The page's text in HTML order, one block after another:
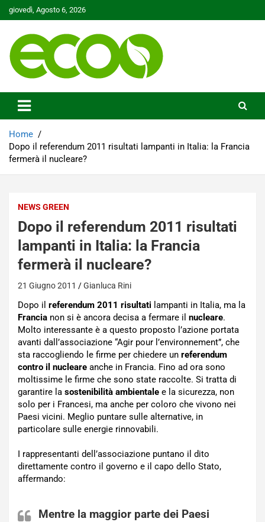
Skip
to
giovedì, Agosto 6, 2026
Ecoo.it
Home
Dopo il referendum 2011 risultati lampanti in Italia: la Francia
fermerà il nucleare?
NEWS GREEN
Dopo il referendum 2011 risultati
lampanti in Italia: la Francia
fermerà il nucleare?
21 Giugno 2011 Gianluca Rini
Dopo il referendum 2011 risultati lampanti in Italia, ma la
Francia non si è ancora decisa a fermare il nucleare.
Molto interessante è a questo proposto l’azione portata
avanti dall’associazione “Agir pour l’environnement”, che
sta raccogliendo le firme per chiedere un referendum
contro il nucleare anche in Francia. Fino ad ora sono
moltissime le firme che sono state raccolte. Si tratta di
garantire la sostenibilità ambientale e la sicurezza, non
solo per i Francesi, ma anche per coloro che vivono nei
Paesi vicini. Meglio puntare sulle alternative, in
particolare sulle energie rinnovabili.
I rappresentanti dell’associazione puntano il dito
direttamente contro il governo e il capo dello Stato,
affermando:
Mentre la maggior parte dei Paesi